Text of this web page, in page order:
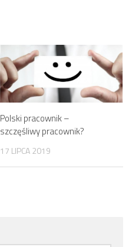
Polski pracownik –
szczęśliwy pracownik?
17 LIPCA 2019